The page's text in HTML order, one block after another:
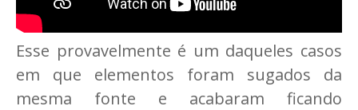
Esse provavelmente é um daqueles casos
em que elementos foram sugados da
mesma fonte e acabaram ficando